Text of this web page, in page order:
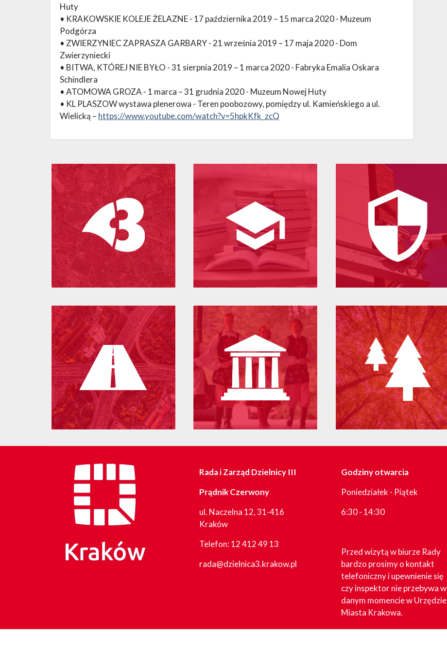
Huty
• KRAKOWSKIE KOLEJE ŻELAZNE - 17 października 2019 – 15 marca 2020 - Muzeum
Podgórza
• ZWIERZYNIEC ZAPRASZA GARBARY - 21 września 2019 – 17 maja 2020 - Dom
Zwierzyniecki
• BITWA, KTÓREJ NIE BYŁO - 31 sierpnia 2019 – 1 marca 2020 - Fabryka Emalia Oskara
Schindlera
• ATOMOWA GROZA - 1 marca – 31 grudnia 2020 - Muzeum Nowej Huty
• KL PLASZOW wystawa plenerowa - Teren poobozowy, pomiędzy ul. Kamieńskiego a ul.
Wielicką – https://www.youtube.com/watch?v=5hpkKfk_zcQ
Rada i Zarząd Dzielnicy III
Prądnik Czerwony
ul. Naczelna 12, 31-416
Kraków
Telefon:12 412 49 13
rada@dzielnica3.krakow.pl
Godziny otwarcia
Poniedziałek - Piątek
6:30 - 14:30
Przed wizytą w biurze Rady
bardzo prosimy o kontakt
telefoniczny i upewnienie się
czy inspektor nie przebywa w
danym momencie w Urzędzie
Miasta Krakowa.
W dni sesyjne godziny pracy